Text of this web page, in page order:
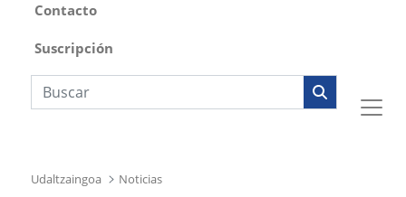
Contacto
Suscripción
Búsqueda web
Udaltzaingoa Noticias